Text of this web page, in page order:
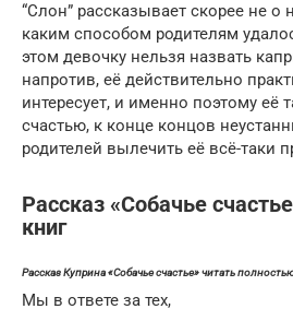
“Слон” рассказывает скорее не о
каким способом родителям
этом девочку нельзя назвать
напротив, её действительно
интересует, и именно поэтому её
счастью, к конце концов
родителей вылечить её всё-таки
Рассказ «Собачье
книг
Рассказ Куприна «Собачье счастье» читать
Мы в ответе за тех,